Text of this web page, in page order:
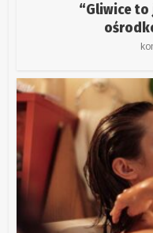
“Gliwice